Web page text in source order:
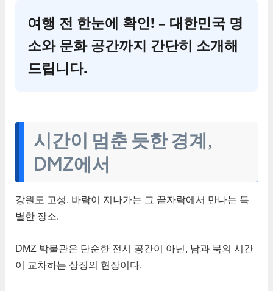
여행 전 한눈에 확인! – 대한민국 명
소와 문화 공간까지 간단히 소개해
드립니다.
시간이 멈춘 듯한 경계,
DMZ에서
강원도 고성, 바람이 지나가는 그 끝자락에서 만나는 특
별한 장소.
DMZ 박물관은 단순한 전시 공간이 아닌, 남과 북의 시간
이 교차하는 상징의 현장이다.